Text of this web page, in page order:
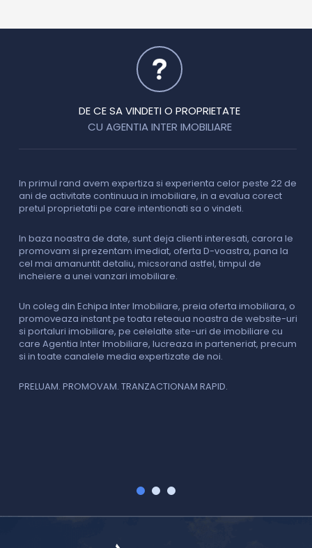
DE CE SA VINDETI O PROPRIETATE
CU AGENTIA INTER IMOBILIARE
In primul rand avem expertiza si experienta celor peste 22 de
ani de activitate continuua in imobiliare, in a evalua corect
pretul proprietatii pe care intentionati sa o vindeti.
In baza noastra de date, sunt deja clienti interesati, carora le
promovam si prezentam imediat, oferta D-voastra, pana la
cel mai amanuntit detaliu, micsorand astfel, timpul de
incheiere a unei vanzari imobiliare.
Un coleg din Echipa Inter Imobiliare, preia oferta imobiliara, o
promoveaza instant pe toata reteaua noastra de website-uri
si portaluri imobiliare, pe celelalte site-uri de imobiliare cu
care Agentia Inter Imobiliare, lucreaza in parteneriat, precum
si in toate canalele media expertizate de noi.
PRELUAM. PROMOVAM. TRANZACTIONAM RAPID.